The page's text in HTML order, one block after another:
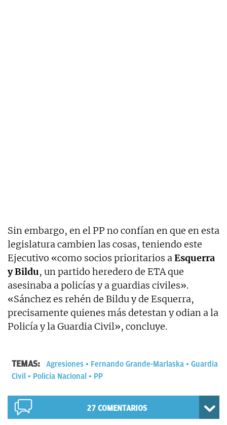
Sin embargo, en el PP no confían en que en esta
legislatura cambien las cosas, teniendo este
Ejecutivo «como socios prioritarios aEsquerra
y Bildu, un partido heredero de ETA que
asesinaba a policías y a guardias civiles».
«Sánchez es rehén de Bildu y de Esquerra,
precisamente quienes más detestan y odian a la
Policía y la Guardia Civil», concluye.
TEMAS: Agresiones Fernando Grande-Marlaska
Guardia
Civil
Policía Nacional PP
27 COMENTARIOS